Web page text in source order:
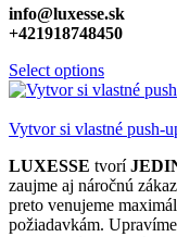
info@luxesse.sk
+421918748450
Select options
Vytvor si vlastné
LUXESSE tvorí
zaujme aj náročnú
preto venujeme
požiadavkám.